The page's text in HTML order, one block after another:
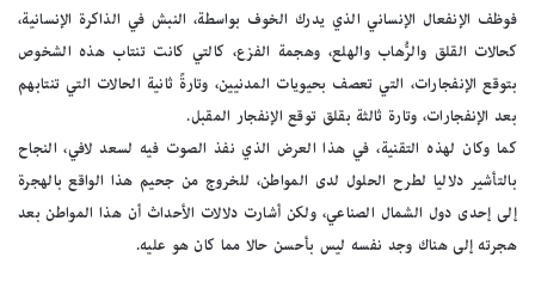
فوظف الإنفعال الإنساني الذي يدرك الخوف بواسطة، النبش في الذاكرة الإنسانية،
كحالات القلق والرُّهاب والهلع، وهجمة الفزع، كالتي كانت تنتاب هذه الشخوص
بتوقع الإنفجارات، التي تعصف بحيويات المدنيين، وتارةً ثانية الحالات التي تنتابهم
بعد الإنفجارات، وتارة ثالثة بقلق توقع الإنفجار المقبل.
كما وكان لهذه التقنية، في هذا العرض الذي نفذ الصوت فيه لسعد لافي، النجاح
بالتأشير دلاليا لطرح الحلول لدى المواطن، للخروج من جحيم هذا الواقع بالهجرة
إلى إحدى دول الشمال الصناعي، ولكن أشارت دلالات الأحداث أن هذا المواطن بعد
هجرته إلى هناك وجد نفسه ليس بأحسن حالا مما كان هو عليه.